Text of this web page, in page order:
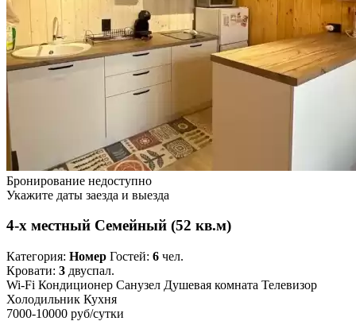
Бронирование недоступно
Укажите даты заезда и выезда
4-х местный Семейный (52 кв.м)
Категория: Номер Гостей: 6 чел.
Кровати: 3 двуспал.
Wi-Fi Кондиционер Санузел Душевая комната Телевизор
Холодильник Кухня
7000-10000 руб/сутки